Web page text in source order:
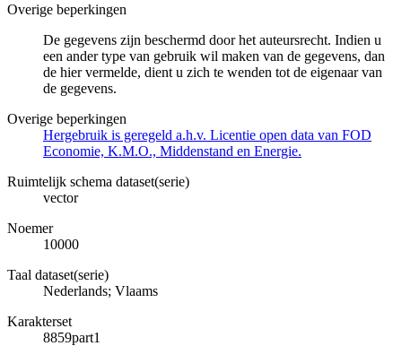
Overige beperkingen
De gegevens zijn beschermd door het auteursrecht. Indien u
een ander type van gebruik wil maken van de gegevens, dan
de hier vermelde, dient u zich te wenden tot de eigenaar van
de gegevens.
Overige beperkingen
Hergebruik is geregeld a.h.v. Licentie open data van FOD
Economie, K.M.O., Middenstand en Energie.
Ruimtelijk schema dataset(serie)
vector
Noemer
10000
Taal dataset(serie)
Nederlands; Vlaams
Karakterset
8859part1